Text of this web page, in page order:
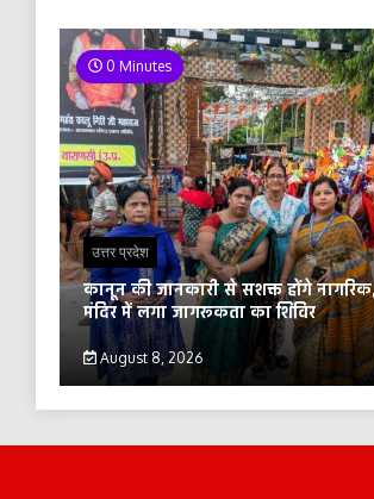
0 Minutes
उत्तर प्रदेश
कानून की जानकारी से सशक्त होंगे
मंदिर में लगा जागरूकता का शिविर
August 8, 2026